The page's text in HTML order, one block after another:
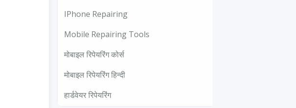
IPhone Repairing
Mobile Repairing Tools
मोबाइल रिपेयरिंग कोर्स
मोबाइल रिपेयरिंग हिन्दी
हार्डवेयर रिपेयरिंग